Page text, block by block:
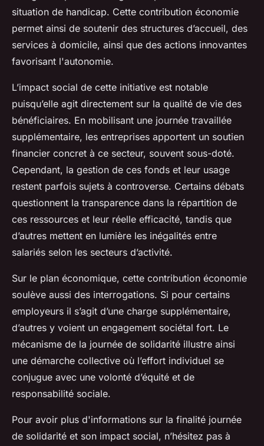
situation de handicap. Cette contribution économie
permet ainsi de soutenir des structures d’accueil, des
services à domicile, ainsi que des actions innovantes
favorisant l'autonomie.
L’impact social de cette initiative est notable
puisqu’elle agit directement sur la qualité de vie des
bénéficiaires. En mobilisant une journée travaillée
supplémentaire, les entreprises apportent un soutien
financier concret à ce secteur, souvent sous-doté.
Cependant, la gestion de ces fonds et leur usage
restent parfois sujets à controverse. Certains débats
questionnent la transparence dans la répartition de
ces ressources et leur réelle efficacité, tandis que
d’autres mettent en lumière les inégalités entre
salariés selon les secteurs d’activité.
Sur le plan économique, cette contribution économie
soulève aussi des interrogations. Si pour certains
employeurs il s’agit d’une charge supplémentaire,
d’autres y voient un engagement sociétal fort. Le
mécanisme de la journée de solidarité illustre ainsi
une démarche collective où l’effort individuel se
conjugue avec une volonté d’équité et de
responsabilité sociale.
Pour avoir plus d'informations sur la finalité journée
de solidarité et son impact social, n’hésitez pas à